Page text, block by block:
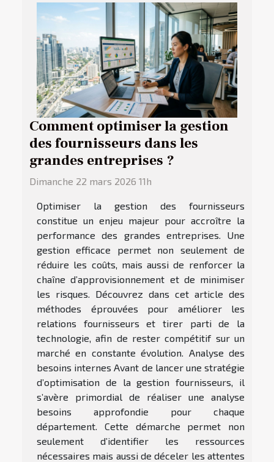
Comment optimiser la gestion
des fournisseurs dans les
grandes entreprises ?
Dimanche 22 mars 2026 11h
Optimiser la gestion des fournisseurs
constitue un enjeu majeur pour accroître la
performance des grandes entreprises. Une
gestion efficace permet non seulement de
réduire les coûts, mais aussi de renforcer la
chaîne d’approvisionnement et de minimiser
les risques. Découvrez dans cet article des
méthodes éprouvées pour améliorer les
relations fournisseurs et tirer parti de la
technologie, afin de rester compétitif sur un
marché en constante évolution. Analyse des
besoins internes Avant de lancer une stratégie
d’optimisation de la gestion fournisseurs, il
s’avère primordial de réaliser une analyse
besoins approfondie pour chaque
département. Cette démarche permet non
seulement d’identifier les ressources
nécessaires mais aussi de déceler les attentes